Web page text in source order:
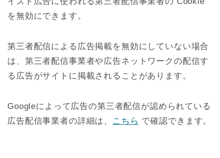
を無効にできます。
第三者配信による広告掲載を無効にしていない場合
は、第三者配信事業者や広告ネットワークの配信す
る広告がサイトに掲載されることがあります。
Googleによって広告の第三者配信が認められている
広告配信事業者の詳細は、
こちら で確認できます。